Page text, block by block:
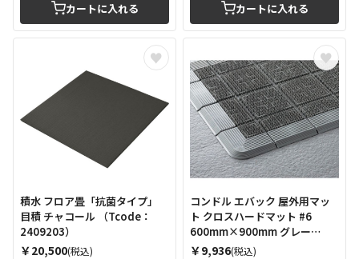
カートに入れる カートに入れる
積水 フロア畳「抗菌タイプ」
目積 チャコール （Tcode：
2409203）
￥20,500(税込)
コンドル エバック 屋外用マッ
ト クロスハードマット #6
600mm×900mm グレー
（Tcode：7365055）
￥9,936(税込)